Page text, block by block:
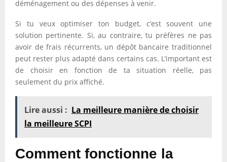
déménagement ou des dépenses à venir.
Si tu veux optimiser ton budget, c’est souvent une
solution pertinente. Si, au contraire, tu préfères ne pas
avoir de frais récurrents, un dépôt bancaire traditionnel
peut rester plus adapté dans certains cas. L’important est
de choisir en fonction de ta situation réelle, pas
seulement du prix affiché.
Lire aussi : La meilleure manière de choisir
la meilleure SCPI
Comment fonctionne la